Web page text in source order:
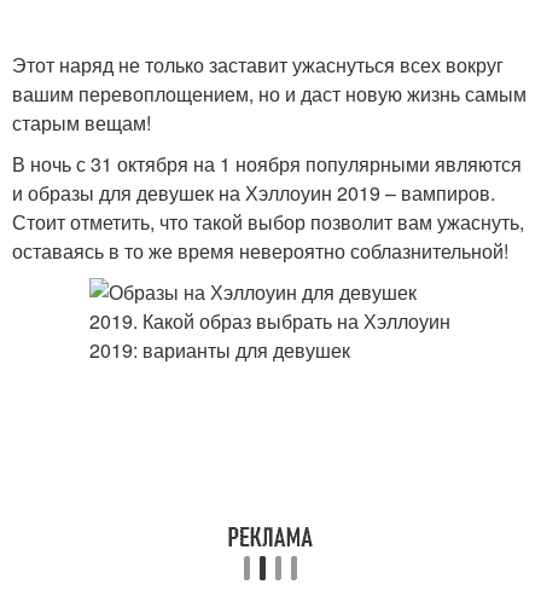
Этот наряд не только заставит ужаснуться всех вокруг
вашим перевоплощением, но и даст новую жизнь самым
старым вещам!
В ночь с 31 октября на 1 ноября популярными являются
и образы для девушек на Хэллоуин 2019 – вампиров.
Стоит отметить, что такой выбор позволит вам ужаснуть,
оставаясь в то же время невероятно соблазнительной!